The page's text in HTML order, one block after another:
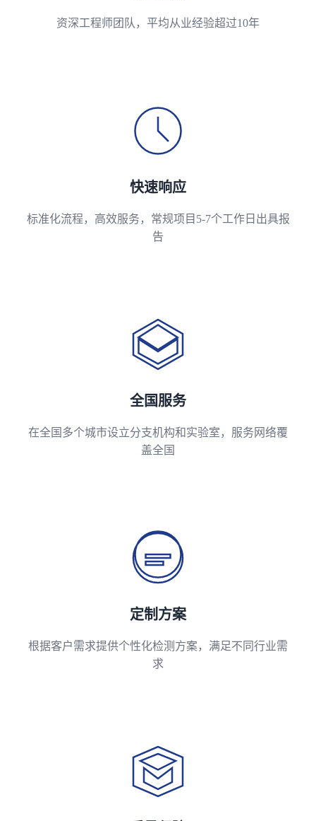
资深工程师团队，平均从业经验超过10年
快速响应
标准化流程，高效服务，常规项目5-7个工作日出具报
告
全国服务
在全国多个城市设立分支机构和实验室，服务网络覆
盖全国
定制方案
根据客户需求提供个性化检测方案，满足不同行业需
求